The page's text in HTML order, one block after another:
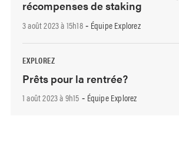
récompenses de staking
3 août 2023 à 15h18- Équipe Explorez
EXPLOREZ
Prêts pour la rentrée?
1 août 2023 à 9h15 - Équipe Explorez